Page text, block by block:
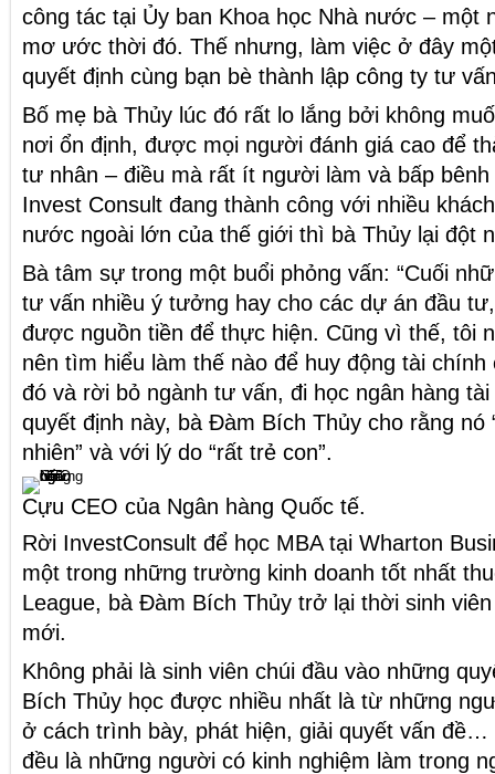
công tác tại Ủy ban Khoa học Nhà nước – một
mơ ước thời đó. Thế nhưng, làm việc ở đây
quyết định cùng bạn bè thành lập công ty tư
Bố mẹ bà Thủy lúc đó rất lo lắng bởi không
nơi ổn định, được mọi người đánh giá cao để
tư nhân – điều mà rất ít người làm và bấp
Invest Consult đang thành công với nhiều
nước ngoài lớn của thế giới thì bà Thủy lại đột
Bà tâm sự trong một buổi phỏng vấn: “Cuối
tư vấn nhiều ý tưởng hay cho các dự án đầu
được nguồn tiền để thực hiện. Cũng vì thế, tôi
nên tìm hiểu làm thế nào để huy động tài
đó và rời bỏ ngành tư vấn, đi học ngân hàng tài
quyết định này, bà Đàm Bích Thủy cho rằng nó
nhiên” và với lý do “rất trẻ con”.
Cựu CEO của Ngân hàng Quốc tế.
Rời InvestConsult để học MBA tại Wharton
một trong những trường kinh doanh tốt nhất
League, bà Đàm Bích Thủy trở lại thời sinh
mới.
Không phải là sinh viên chúi đầu vào những
Bích Thủy học được nhiều nhất là từ những
ở cách trình bày, phát hiện, giải quyết vấn đề…
đều là những người có kinh nghiệm làm trong